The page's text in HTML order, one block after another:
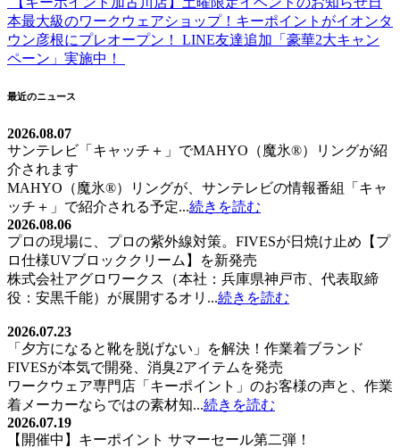
投
稿
ナ
ビ
ー
シ
ョ
ン
本最大級のワークウェアショップ！キーポイントがイオンタ
ウン彦根にプレオープン！ LINE友達追加「豪華2大キャン
ペーン」実施中！
最近のニュース
2026.08.07
サンテレビ「キャッチ＋」でMAHYO（魔氷®）リングが紹
介されます
MAHYO（魔氷®）リングが、サンテレビの情報番組「キャ
ッチ＋」で紹介される予定...続きを読む
2026.08.06
プロの現場に、プロの紫外線対策。FIVESが日焼け止め【プ
ロ仕様UVブロッククリーム】を新発売
株式会社アグロワークス（本社：兵庫県神戸市、代表取締
役：安黒千能）が展開するオリ...続きを読む
2026.07.23
「夕方になると靴を脱げない」を解決！作業着ブランド
FIVESが本気で開発、消臭2アイテムを発売
ワークウェア専門店「キーポイント」のお客様の声と、作業
着メーカーならではの素材知...続きを読む
2026.07.19
【開催中】キーポイント サマーセール第二弾！